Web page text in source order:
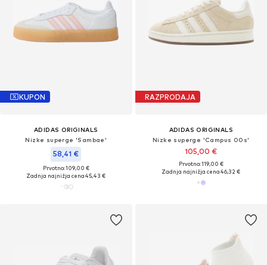
KUPON
ADIDAS ORIGINALS
Nizke superge 'Sambae'
58,41 €
Prvotno: 109,00 €
Zadnja najnižja cena45,43 €
RAZPRODAJA
ADIDAS ORIGINALS
Nizke superge 'Campus 00s'
105,00 €
Prvotno: 119,00 €
Zadnja najnižja cena46,32 €